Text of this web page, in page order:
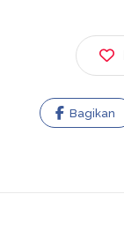
Bagikan